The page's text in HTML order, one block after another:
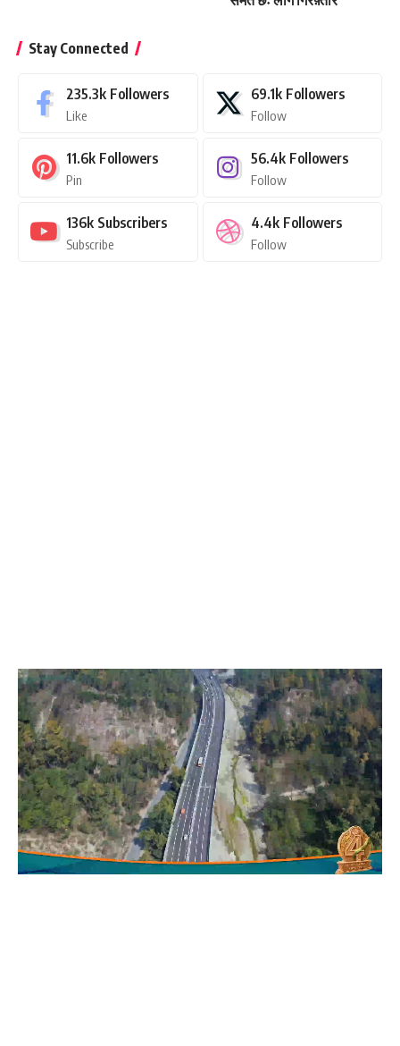
Stay Connected
235.3k Followers
Like
69.1k Followers
Follow
11.6k Followers
Pin
56.4k Followers
Follow
136k Subscribers
Subscribe
4.4k Followers
Follow